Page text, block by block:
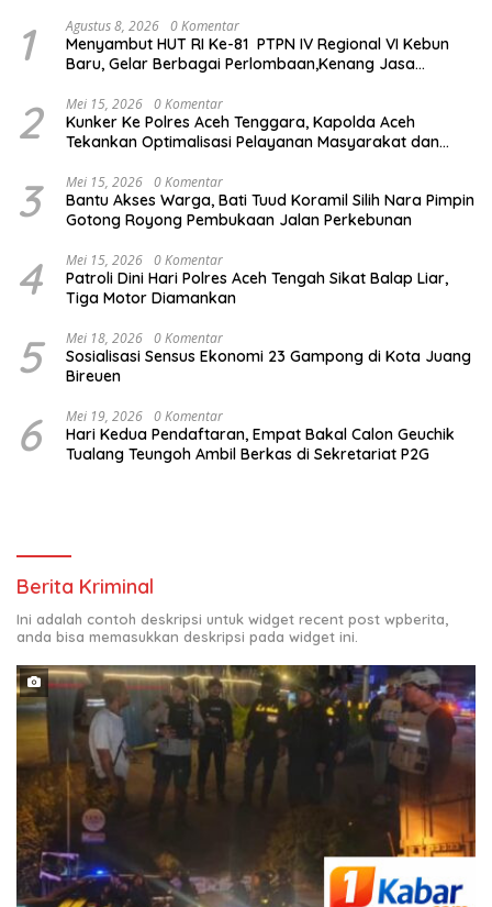
1 Agustus 8, 2026 0 Komentar
Menyambut HUT RI Ke-81 PTPN IV Regional VI Kebun
Baru, Gelar Berbagai Perlombaan,Kenang Jasa
2 Mei 15, 2026 0 Komentar
Kunker Ke Polres Aceh Tenggara, Kapolda Aceh
Tekankan Optimalisasi Pelayanan Masyarakat dan
3 Mei 15, 2026 0 Komentar
Bantu Akses Warga, Bati Tuud Koramil Silih Nara Pimpin
Gotong Royong Pembukaan Jalan Perkebunan
4 Mei 15, 2026 0 Komentar
Patroli Dini Hari Polres Aceh Tengah Sikat Balap Liar,
Tiga Motor Diamankan
5 Mei 18, 2026 0 Komentar
Sosialisasi Sensus Ekonomi 23 Gampong di Kota Juang
Bireuen
6 Mei 19, 2026 0 Komentar
Hari Kedua Pendaftaran, Empat Bakal Calon Geuchik
Tualang Teungoh Ambil Berkas di Sekretariat P2G
Berita Kriminal
Ini adalah contoh deskripsi untuk widget recent post wpberita,
anda bisa memasukkan deskripsi pada widget ini.